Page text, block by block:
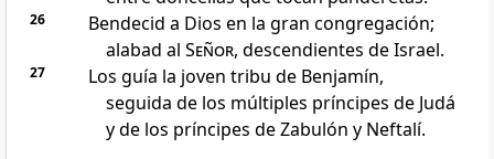
26
Bendecid a Dios en la gran congregación;
alabad al Señor, descendientes de Israel.
27
Los guía la joven tribu de Benjamín,
seguida de los múltiples príncipes de Judá
y de los príncipes de Zabulón y Neftalí.